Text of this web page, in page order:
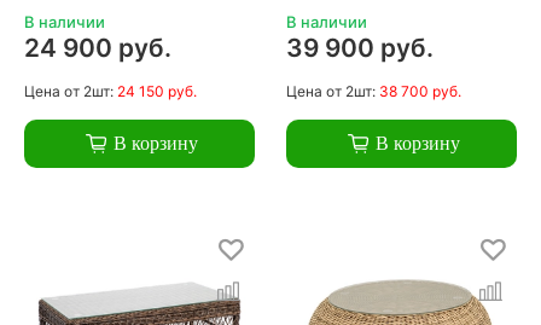
В наличии
24 900 руб.
Цена от 2шт: 24 150 руб.
В корзину
В наличии
39 900 руб.
Цена от 2шт: 38 700 руб.
В корзину